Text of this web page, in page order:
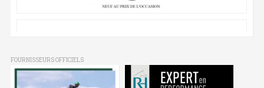
FOURNISSEURS OFFICIELS